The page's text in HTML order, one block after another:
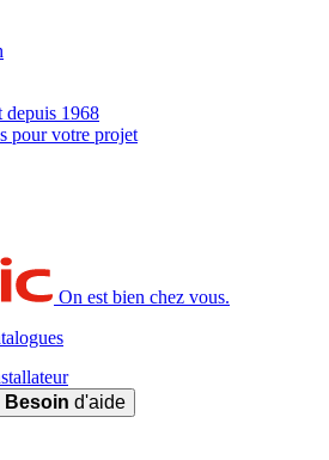
depuis 1968
pour votre projet
On est bien chez vous.
Besoin d'aide